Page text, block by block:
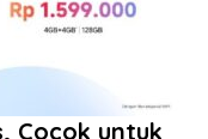
Cocok untuk